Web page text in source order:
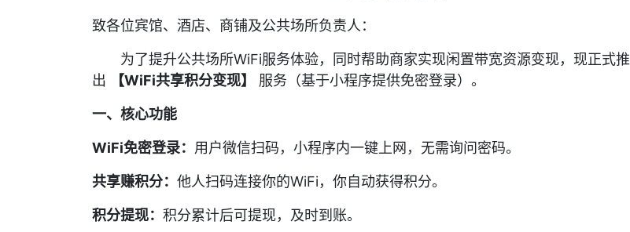
致各位宾馆、酒店、商铺及公共场所负责人：
为了提升公共场所WiFi服务体验，同时帮助商家实现闲置带宽资源变现，现正式推
出
【WiFi共享积分变现】 服务（基于小程序提供免密登录）。
一、核心功能
WiFi免密登录： 用户微信扫码，小程序内一键上网，无需询问密码。
共享赚积分： 他人扫码连接你的WiFi，你自动获得积分。
积分提现： 积分累计后可提现，及时到账。